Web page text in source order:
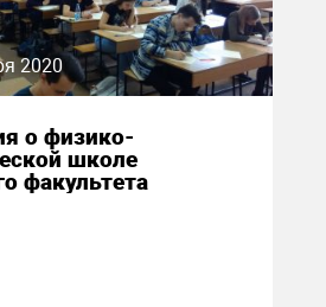
2020
о физико-
школе
факультета